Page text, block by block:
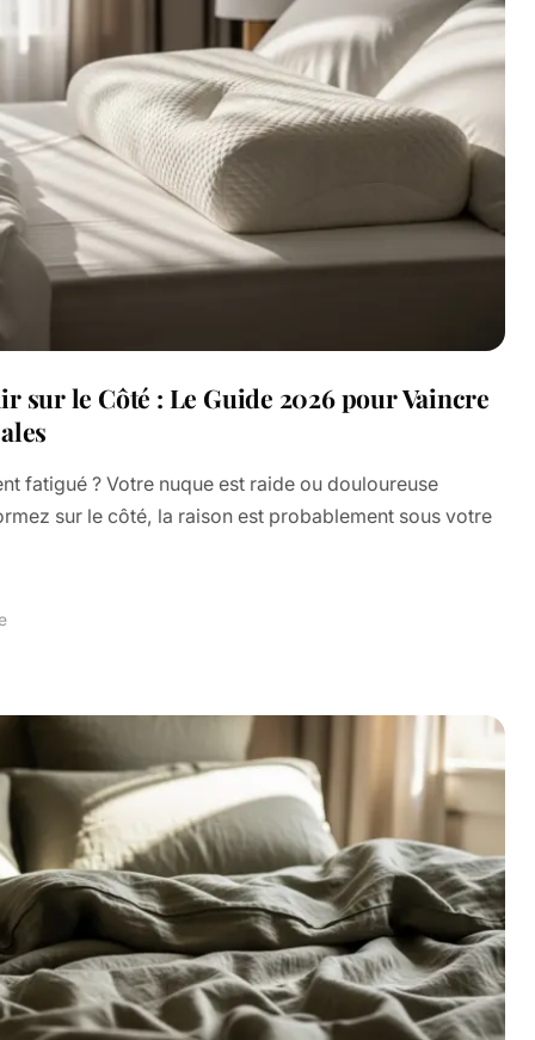
le Côté : Le Guide 2026 pour Vaincre
fatigué ? Votre nuque est raide ou douloureuse
sur le côté, la raison est probablement sous votre